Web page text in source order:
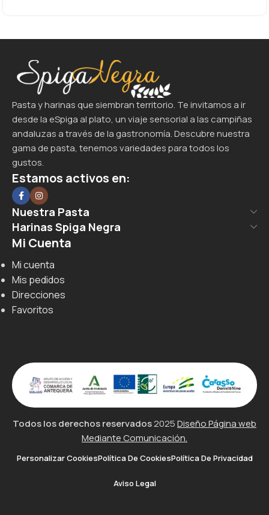
Pasta y harinas que siembran territorio. Te invitamos a ir
desde la eSpiga al plato, un viaje sensorial a las campiñas
andaluzas a través de la gastronomía. Descubre nuestra
gama de pasta, tenemos variedades para todos los
gustos.
Estamos activos en:
Nuestra Pasta
Harinas Spiga Negra
Mi Cuenta
Mi cuenta
Mis pedidos
Direcciones
Favoritos
Todos los derechos reservados2025Diseño Página web
Mediante Comunicación.
Personalizar CookiesPolítica De CookiesPolítica De Privacidad
Aviso Legal